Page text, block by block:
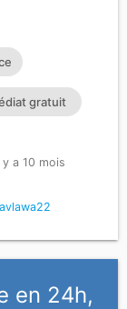
gratuit
a 10 mois
avlawa22
en 24h,